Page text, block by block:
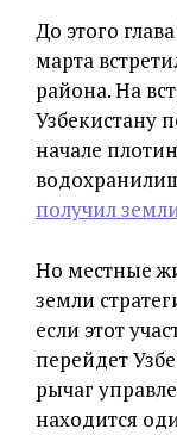
До этого
марта
района. На
Узбекистану
начале
получил
Но местные
земли
если этот
перейдет
рычаг
находится